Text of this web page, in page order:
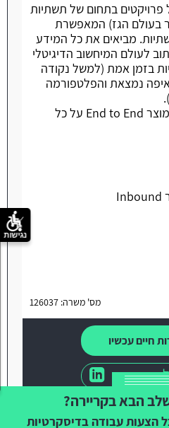
פרויקטים בתחום של תשתיות
בעולם הגז) המאפשרת
מביאים את כל המידע
לעולם המיחשוב הדיגיטלי
בזמן אמת (למשל נקודה
נמצאת והפלטפורמה
התפקיד כולל ניהול של המוצר End to End על כל
מס' משרה: 126037
חיים עכשיו
הבא בקריירה?
הצעות עבודה בדיסקרטיות
נגישות